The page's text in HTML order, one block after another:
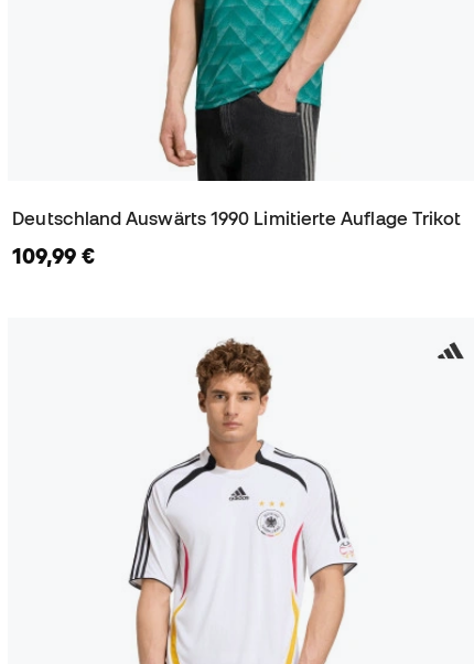
Deutschland Auswärts 1990 Limitierte Auflage Trikot
109,99 €